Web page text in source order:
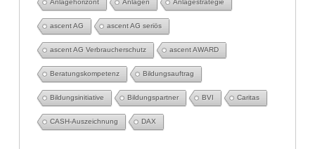
Anlagehorizont Anlagen Anlagestrategie
ascent AG ascent AG seriös
ascent AG Verbraucherschutz ascent AWARD
Beratungskompetenz Bildungsauftrag
Bildungsinitiative Bildungspartner BVI Caritas
CASH-Auszeichnung DAX